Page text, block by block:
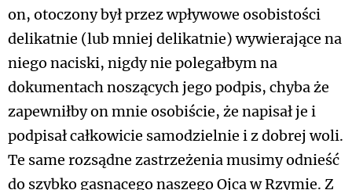
on, otoczony był przez wpływowe osobistości
delikatnie (lub mniej delikatnie) wywierające na
niego naciski, nigdy nie polegałbym na
dokumentach noszących jego podpis, chyba że
zapewniłby on mnie osobiście, że napisał je i
podpisał całkowicie samodzielnie i z dobrej woli.
Te same rozsądne zastrzeżenia musimy odnieść
do szybko gasnącego naszego Ojca w Rzymie. Z